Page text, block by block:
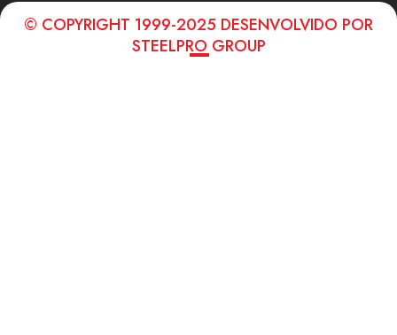
© COPYRIGHT 1999-2025 DESENVOLVIDO POR
STEELPRO GROUP